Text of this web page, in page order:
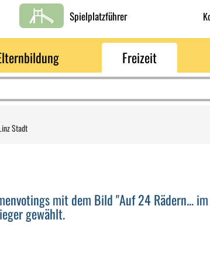
Spielplatzführer
Freizeit
Stadt
mit dem Bild "Auf 24 Rädern... im
gewählt.